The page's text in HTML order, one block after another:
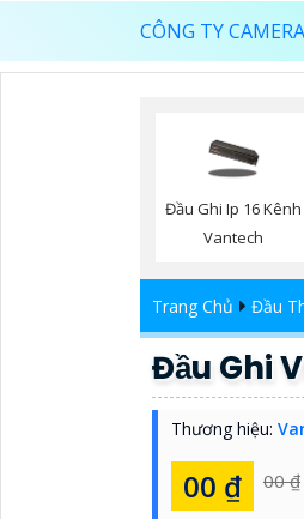
CÔNG TY
Đầu Ghi Ip 16 Kênh
Vantech
Trang Chủ Đầu
Đầu Ghi
Thương hiệu:
00 ₫ 00 ₫